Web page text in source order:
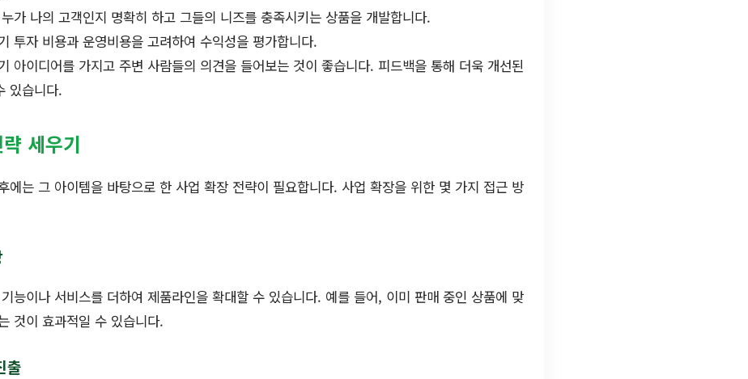
누가 나의 고객인지 명확히 하고 그들의 니즈를 충족시키는 상품을 개발합니다.
투자 비용과 운영비용을 고려하여 수익성을 평가합니다.
아이디어를 가지고 주변 사람들의 의견을 들어보는 것이 좋습니다. 피드백을 통해 더욱 개선된
있습니다.
세우기
에는 그 아이템을 바탕으로 한 사업 확장 전략이 필요합니다. 사업 확장을 위한 몇 가지 접근 방
능이나 서비스를 더하여 제품라인을 확대할 수 있습니다. 예를 들어, 이미 판매 중인 상품에 맞
것이 효과적일 수 있습니다.
출